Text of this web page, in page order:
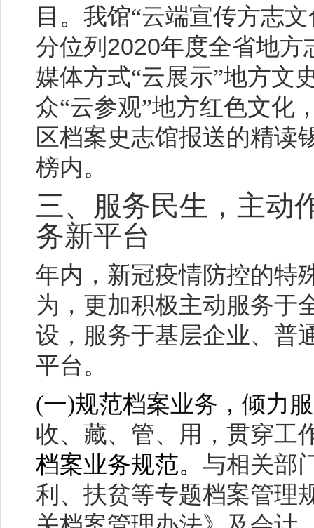
目。我馆“云端宣传方志
分位列 2020年度全省地方
媒体方式“云展示”地方文
众“云参观”地方红色文化
区档案史志馆报送的精读
榜内。
三、服务民生，主动
务新平台
年内，新冠疫情防控的特
为，更加积极主动服务于
设，服务于基层企业、普
平台。
(一)规范档案业务，倾力
收、藏、管、用，贯穿工
档案业务规范。 与相关部
利、扶贫等专题档案管理